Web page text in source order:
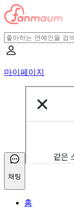
마이페이지
채팅
홈